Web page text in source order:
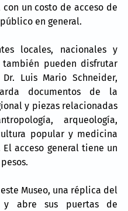
con un costo de acceso de
en general.
locales, nacionales y
también pueden disfrutar
Luis Mario Schneider,
documentos de la
y piezas relacionadas
arqueología,
popular y medicina
acceso general tiene un
Museo, una réplica del
y abre sus puertas de